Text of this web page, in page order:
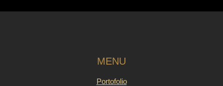
MENU
Portofolio